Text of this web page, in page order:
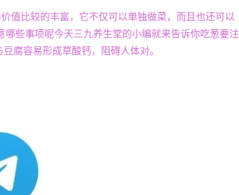
值比较的丰富，它不仅可以单独做菜，而且也还可以
些事项呢今天三九养生堂的小编就来告诉你吃葱要注
腐容易形成草酸钙，阻碍人体对。